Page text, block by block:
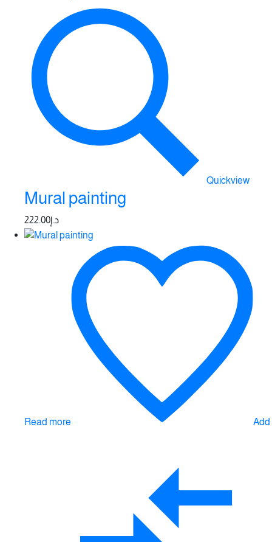
Quickview
Mural painting
د.إ222.00
Read more Add